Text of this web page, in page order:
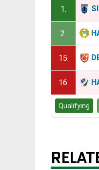
1.
2.
15.
16.
Qualifying